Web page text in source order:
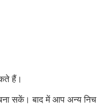
हैं।
सकें। बाद में आप अन्य निच